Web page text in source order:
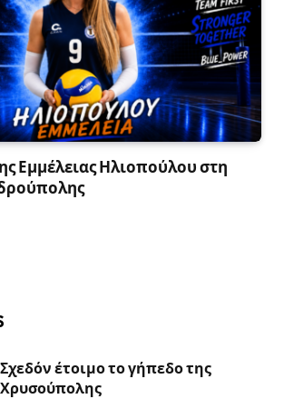
Εμμέλειας Ηλιοπούλου στη
Σχεδόν έτοιμο το γήπεδο της
Χρυσούπολης